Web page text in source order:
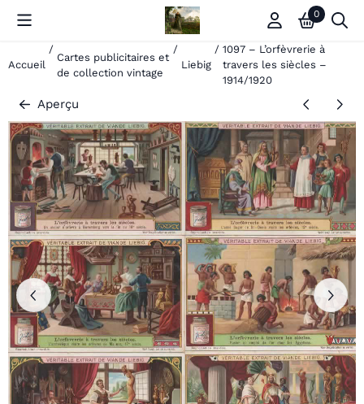
Les préférences de cookies sont actuellement fermées.
0
Accueil
/
Cartes publicitaires et
de collection vintage
/
Liebig
/ 1097 – L’orfèvrerie à
travers les siècles –
1914/1920
Aperçu